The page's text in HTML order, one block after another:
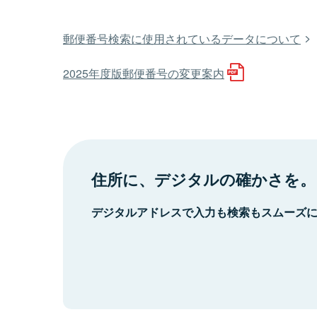
郵便番号検索に使用されているデータについて
2025年度版郵便番号の変更案内
住所に、デジタルの確かさを。
デジタルアドレスで入力も検索もスムーズ